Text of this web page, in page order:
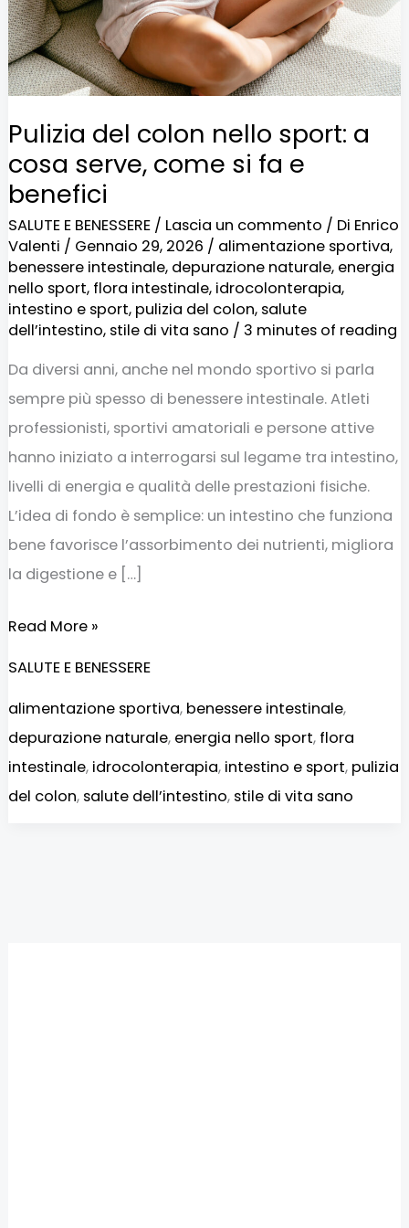
Pulizia del colon nello sport: a
cosa serve, come si fa e
benefici
SALUTE E BENESSERE/ Lascia un commento / Di Enrico
Valenti / Gennaio 29, 2026 / alimentazione sportiva,
benessere intestinale, depurazione naturale, energia
nello sport, flora intestinale, idrocolonterapia,
intestino e sport, pulizia del colon, salute
dell’intestino, stile di vita sano / 3 minutes of reading
Da diversi anni, anche nel mondo sportivo si parla
sempre più spesso di benessere intestinale. Atleti
professionisti, sportivi amatoriali e persone attive
hanno iniziato a interrogarsi sul legame tra intestino,
livelli di energia e qualità delle prestazioni fisiche.
L’idea di fondo è semplice: un intestino che funziona
bene favorisce l’assorbimento dei nutrienti, migliora
la digestione e […]
cosa
serve,
come
fa
e
benefici
Read More »
SALUTE E BENESSERE
alimentazione sportiva, benessere intestinale,
depurazione naturale, energia nello sport, flora
intestinale, idrocolonterapia, intestino e sport, pulizia
del colon, salute dell’intestino, stile di vita sano